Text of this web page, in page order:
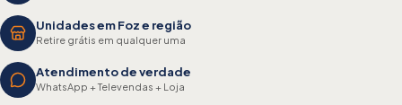
Unidades em Foz e região
Retire grátis em qualquer uma
Atendimento de verdade
WhatsApp + Televendas + Loja